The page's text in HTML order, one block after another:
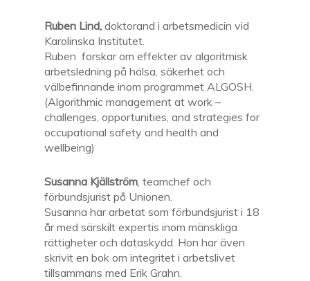
Ruben Lind, doktorand i arbetsmedicin vid
Karolinska Institutet.
Ruben forskar om effekter av algoritmisk
arbetsledning på hälsa, säkerhet och
välbefinnande inom programmet ALGOSH.
(Algorithmic management at work –
challenges, opportunities, and strategies for
occupational safety and health and
wellbeing)
Susanna Kjällström, teamchef och
förbundsjurist på Unionen.
Susanna har arbetat som förbundsjurist i 18
år med särskilt expertis inom mänskliga
rättigheter och dataskydd. Hon har även
skrivit en bok om integritet i arbetslivet
tillsammans med Erik Grahn.